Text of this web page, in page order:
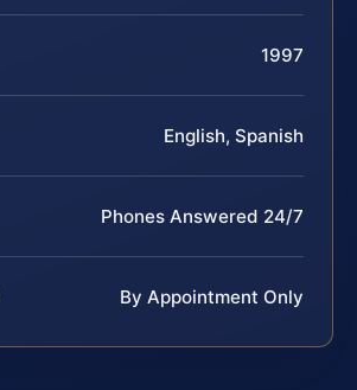
1997
English, Spanish
Phones Answered 24/7
By Appointment Only